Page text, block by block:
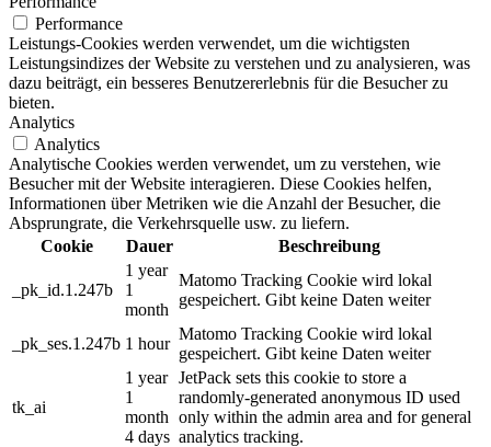
Performance
Leistungs-Cookies werden verwendet, um die wichtigsten
Leistungsindizes der Website zu verstehen und zu analysieren, was
dazu beiträgt, ein besseres Benutzererlebnis für die Besucher zu
bieten.
Analytics
Analytics
Analytische Cookies werden verwendet, um zu verstehen, wie
Besucher mit der Website interagieren. Diese Cookies helfen,
Informationen über Metriken wie die Anzahl der Besucher, die
Absprungrate, die Verkehrsquelle usw. zu liefern.
Cookie
Dauer Beschreibung
_pk_id.1.247b
1 year
1
month
Matomo Tracking Cookie wird lokal
gespeichert. Gibt keine Daten weiter
_pk_ses.1.247b 1 hour
Matomo Tracking Cookie wird lokal
gespeichert. Gibt keine Daten weiter
tk_ai
1 year
1
month
4 days
JetPack sets this cookie to store a
randomly-generated anonymous ID used
only within the admin area and for general
analytics tracking.